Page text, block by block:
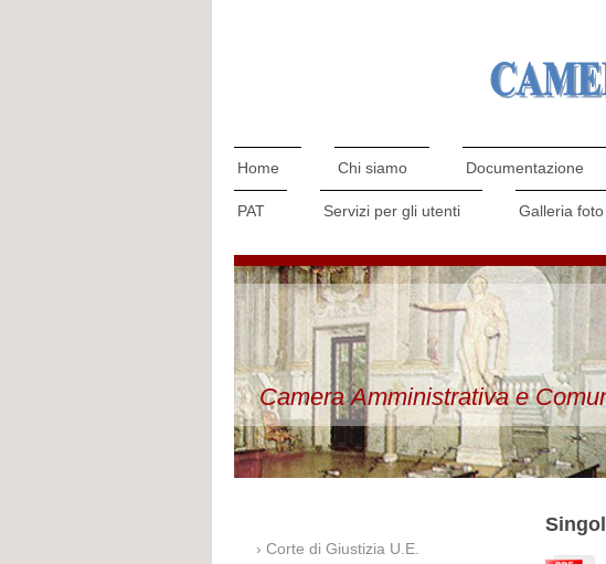
Home Chi siamo Documentazione
PAT Servizi per gli utenti Galleria foto
Camera Amministrativa e
Corte di Giustizia U.E.